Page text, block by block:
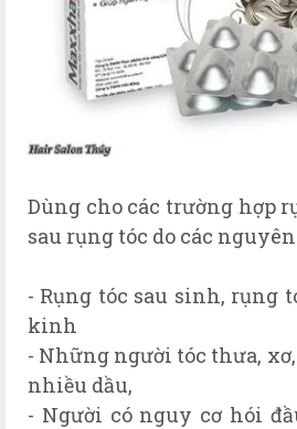
Dùng cho các trường hợp
sau rụng tóc do các
- Rụng tóc sau sinh, rụng
kinh
- Những người tóc thưa,
nhiều dầu,
- Người có nguy cơ hói